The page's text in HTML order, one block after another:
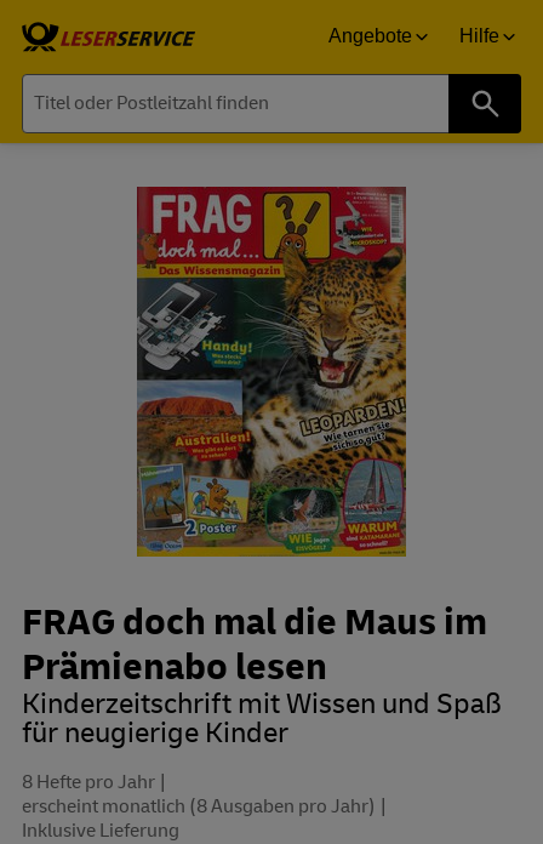
Angebote Hilfe
FRAG doch mal die Maus im
Prämienabo lesen
Kinderzeitschrift mit Wissen und Spaß
für neugierige Kinder
8 Hefte pro Jahr
erscheint monatlich (8 Ausgaben pro Jahr)
Inklusive Lieferung